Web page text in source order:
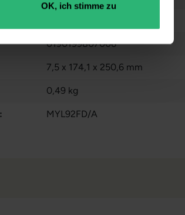
OK, ich stimme zu
0190199807006
7,5 x 174,1 x 250,6 mm
0,49 kg
MYL92FD/A